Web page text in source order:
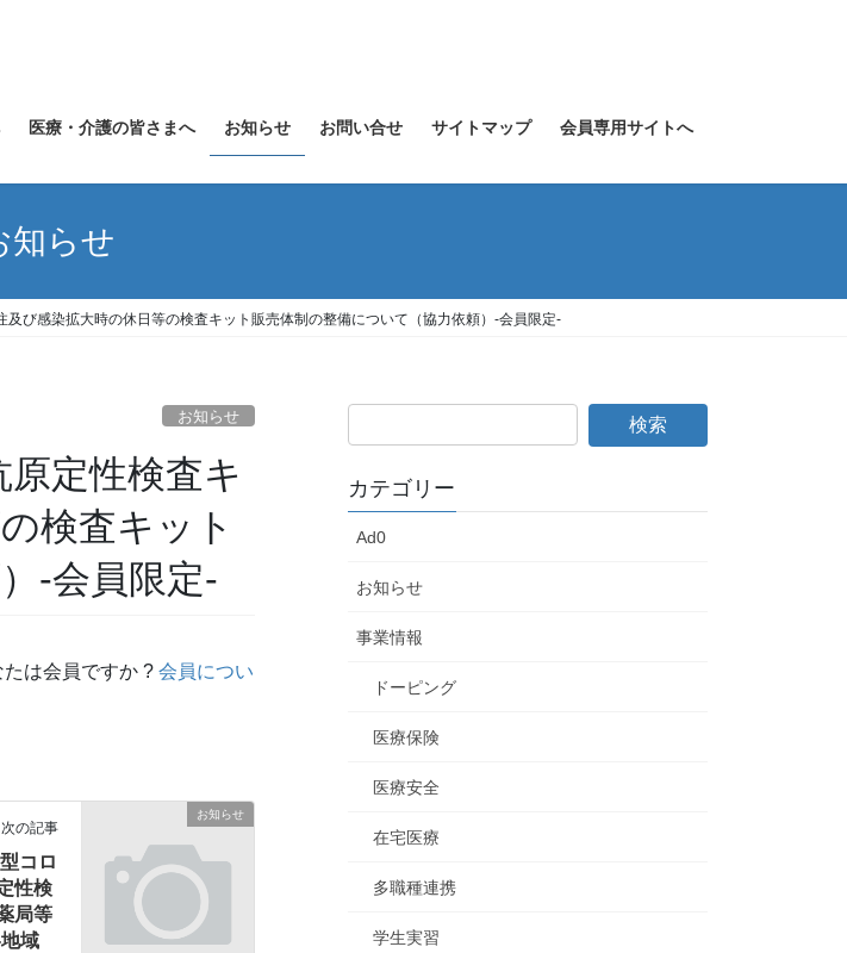
医療・介護の皆さまへ お知らせ お問い合せ サイトマップ 会員専用サイトへ
知らせ
及び感染拡大時の休日等の検査キット販売体制の整備について（協力依頼）-会員限定-
お知らせ
定性検査キ
検査キット
-会員限定-
たは会員ですか ? 会員につい
お知らせ
次の記事
コロ
性検
局等
域
カテゴリー
Ad0
お知らせ
事業情報
ドーピング
医療保険
医療安全
在宅医療
多職種連携
学生実習